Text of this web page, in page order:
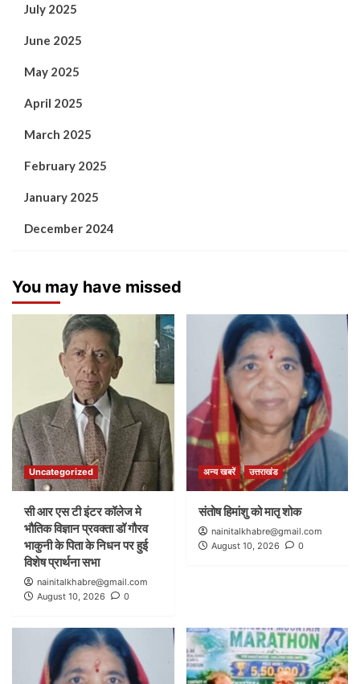
July 2025
June 2025
May 2025
April 2025
March 2025
February 2025
January 2025
December 2024
You may have missed
Uncategorized
सी आर एस टी इंटर कॉलेज मे
भौतिक विज्ञान प्रवक्ता डॉ गौरव
भाकुनी के पिता के निधन पर हुई
विशेष प्रार्थना सभा
nainitalkhabre@gmail.com
August 10, 2026
0
अन्य खबरें उत्तराखंड
संतोष हिमांशु को मातृ शोक
nainitalkhabre@gmail.com
August 10, 2026
0